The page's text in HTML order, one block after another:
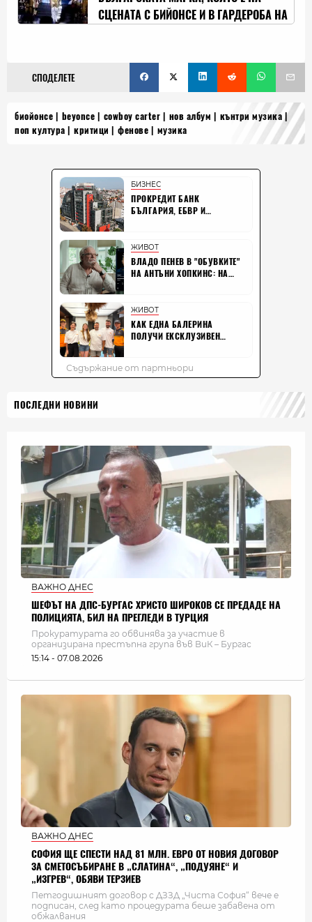
СЦЕНАТА С БИЙОНСЕ И В ГАРДЕРОБА НА
СПОДЕЛЕТЕ
биойонсе beyonce cowboy carter нов албум
кънтри музика
поп култура
критици фенове музика
ПОСЛЕДНИ НОВИНИ
ВАЖНО ДНЕС
ШЕФЪТ НА ДПС-БУРГАС ХРИСТО ШИРОКОВ СЕ ПРЕДАДЕ НА
ПОЛИЦИЯТА, БИЛ НА ПРЕГЛЕДИ В ТУРЦИЯ
Прокуратурата го обвинява за участие в
организирана престъпна група във ВиК – Бургас
15:14 - 07.08.2026
ВАЖНО ДНЕС
СОФИЯ ЩЕ СПЕСТИ НАД 81 МЛН. ЕВРО ОТ НОВИЯ ДОГОВОР
ЗА СМЕТОСЪБИРАНЕ В „СЛАТИНА“, „ПОДУЯНЕ“ И
„ИЗГРЕВ“, ОБЯВИ ТЕРЗИЕВ
Петгодишният договор с ДЗЗД „Чиста София“ вече е
подписан, след като процедурата беше забавена от
обжалвания